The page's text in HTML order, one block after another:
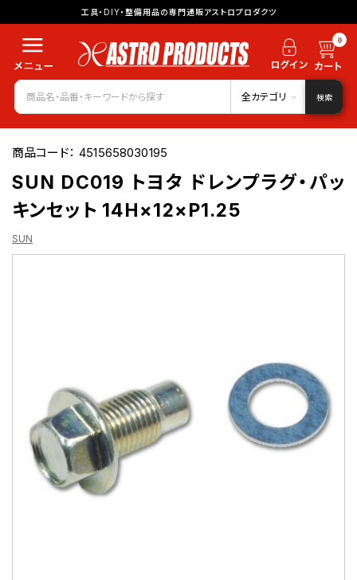
工具・DIY・整備用品の専門通販アストロプロダクツ
0
全カテゴリ 検索
商品コード：4515658030195
SUN DC019 トヨタ ドレンプラグ・パッ
キンセット 14H×12×P1.25
SUN